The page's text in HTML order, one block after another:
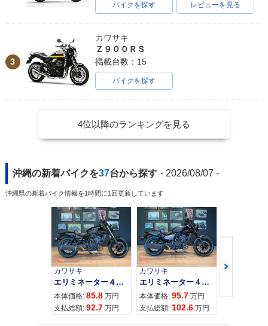
2009年 CB1300 SU
PER FOUR・マイナ
ーチェンジ
2008年 CB1300 SU
PER FOUR ABS・
カラーチェンジ
2008年 CB1300 SU
PER FOUR ABS Sp
別・限定仕様
2008年 CB1300 SU
PER FOUR ABS・
PER FOUR・マイナ
2007年 CB1300 SU
PER FOUR ABS・
マイナーチェンジ
2007年 CB1300 SU
PER FOUR・マイナ
ーチェンジ
2006年 CB1300 SU
PER FOUR ABS・
カラーチェンジ
バイクを探す レビューを見る
3
カワサキ
Ｚ９００ＲＳ
掲載台数：15
バイクを探す
4位以降のランキングを見る
沖縄の新着バイクを37台から探す - 2026/08/07 -
沖縄県の新着バイク情報を1時間に1回更新しています
カワサキ
エリミネーター４００
本体価格: 85.8 万円
支払総額: 92.7 万円
カワサキ
エリミネーター４００ＳＥ
本体価格: 95.7 万円
支払総額: 102.6 万円
カワサキ
本体価格: